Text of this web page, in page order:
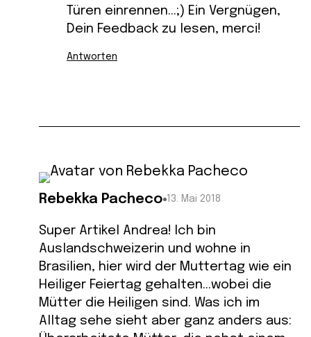
Türen einrennen…;) Ein Vergnügen,
Dein Feedback zu lesen, merci!
Antworten
Rebekka Pacheco 13. Mai 2018
Super Artikel Andrea! Ich bin
Auslandschweizerin und wohne in
Brasilien, hier wird der Muttertag wie ein
Heiliger Feiertag gehalten…wobei die
Mütter die Heiligen sind. Was ich im
Alltag sehe sieht aber ganz anders aus: